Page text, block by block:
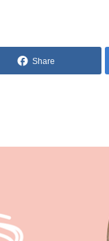
Share